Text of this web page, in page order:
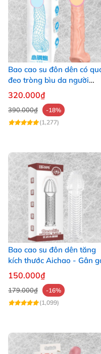
Bao cao su đôn dên có
đeo tròng bìu da người
giống thật
320.000₫
390.000₫
-18%
(1,277)
Bao cao su đôn dên tăng
kích thước Aichao - Gân
150.000₫
179.000₫
-16%
(1,099)